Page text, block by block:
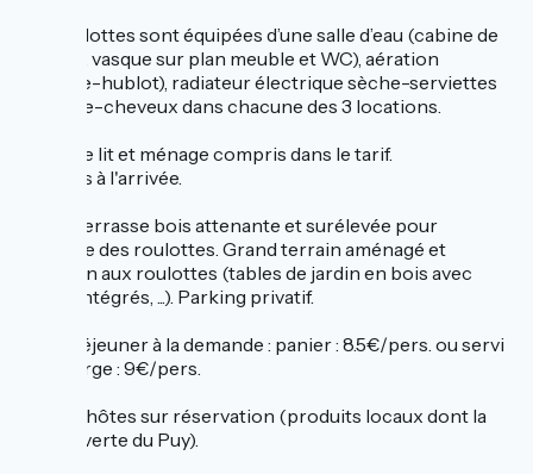
Les roulottes sont équipées d’une salle d’eau (cabine de
douche, vasque sur plan meuble et WC), aération
(fenêtre-hublot), radiateur électrique sèche-serviettes
et sèche-cheveux dans chacune des 3 locations.
Linge de lit et ménage compris dans le tarif.
Lits faits à l'arrivée.
Petite terrasse bois attenante et surélevée pour
chacune des roulottes. Grand terrain aménagé et
commun aux roulottes (tables de jardin en bois avec
bancs intégrés, ...). Parking privatif.
Petit-déjeuner à la demande : panier : 8.5€/pers. ou servi
à l'auberge : 9€/pers.
Table d'hôtes sur réservation (produits locaux dont la
lentille verte du Puy).